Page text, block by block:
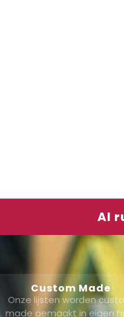
Al
Custom Made
Onze lijsten worden
made gemaakt in eigen